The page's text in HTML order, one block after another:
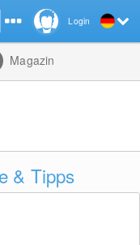
Magazin
& Tipps
Login